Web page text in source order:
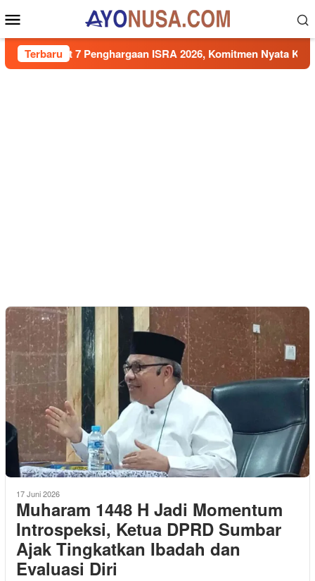
ke
kontenMobile
Terbaru
7 Penghargaan ISRA 2026, Komitmen Nyata Kontribusi
17 Juni 2026
Muharam 1448 H Jadi Momentum
Introspeksi, Ketua DPRD Sumbar
Ajak Tingkatkan Ibadah dan
Evaluasi Diri